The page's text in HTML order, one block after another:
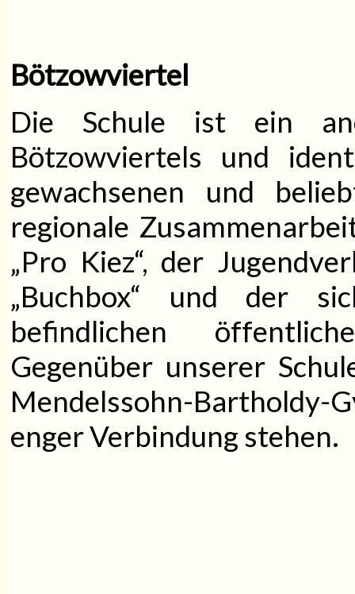
Bötzowviertel
Die Schule ist ein
Bötzowviertels und
gewachsenen und
regionale
„Pro Kiez“, der
„Buchbox“ und der
befindlichen
Gegenüber unserer
Mendelssohn-
enger Verbindung stehen.